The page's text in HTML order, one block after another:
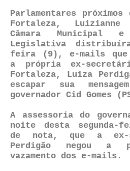
Parlamentares
Fortaleza,
Câmara Municipal
Legislativa
feira (9), e-mails que
a própria ex-
Fortaleza, Luiza
escapar sua
governador Cid Gomes
A assessoria do
noite desta
de nota, que a ex-
Perdigão negou a
vazamento dos e-mails.